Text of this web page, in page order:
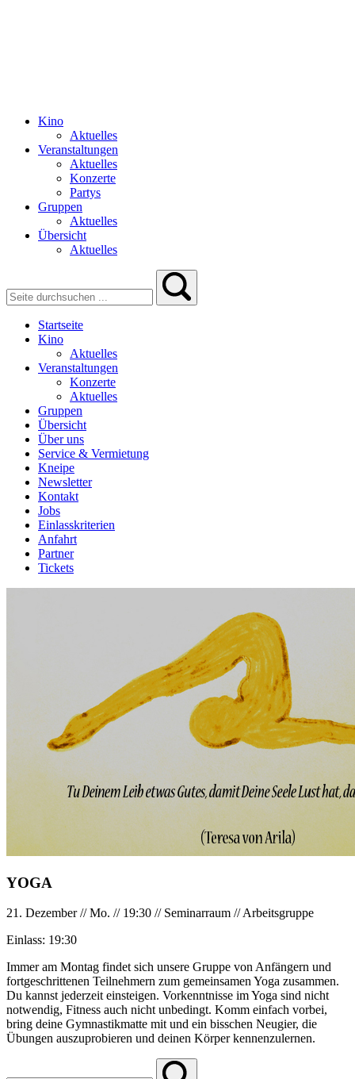
Kino
Aktuelles
Veranstaltungen
Aktuelles
Konzerte
Partys
Gruppen
Aktuelles
Übersicht
Aktuelles
Startseite
Kino
Aktuelles
Veranstaltungen
Konzerte
Aktuelles
Gruppen
Übersicht
Über uns
Service & Vermietung
Kneipe
Newsletter
Kontakt
Jobs
Einlasskriterien
Anfahrt
Partner
Tickets
YOGA
21. Dezember//Mo. // 19:30 // Seminarraum //Arbeitsgruppe
Einlass: 19:30
Immer am Montag findet sich unsere Gruppe von Anfängern und
fortgeschrittenen Teilnehmern zum gemeinsamen Yoga zusammen.
Du kannst jederzeit einsteigen. Vorkenntnisse im Yoga sind nicht
notwendig, Fitness auch nicht unbedingt. Komm einfach vorbei,
bring deine Gymnastikmatte mit und ein bisschen Neugier, die
Übungen auszuprobieren und deinen Körper kennenzulernen.